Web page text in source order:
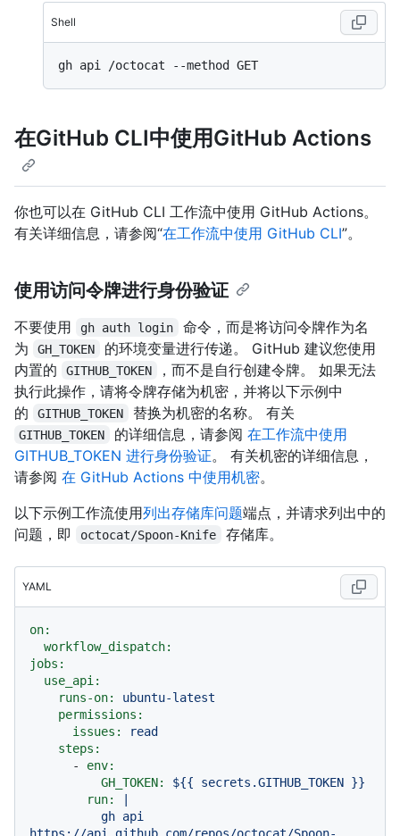
Shell
在GitHub CLI中使用GitHub Actions
你也可以在 GitHub CLI 工作流中使用 GitHub Actions。
有关详细信息，请参阅“在工作流中使用 GitHub CLI”。
使用访问令牌进行身份验证
不要使用 gh auth login
命令，而是将访问令牌作为名
为
GH_TOKEN
的环境变量进行传递。 GitHub 建议您使用
内置的
GITHUB_TOKEN
，而不是自行创建令牌。 如果无法
执行此操作，请将令牌存储为机密，并将以下示例中
的
GITHUB_TOKEN 替换为机密的名称。 有关
GITHUB_TOKEN 的详细信息，请参阅 在工作流中使用
GITHUB_TOKEN 进行身份验证。 有关机密的详细信息，
请参阅 在 GitHub Actions 中使用机密。
以下示例工作流使用列出存储库问题端点，并请求列出中的
问题，即
octocat/Spoon-Knife 存储库。
YAML
on:
workflow_dispatch:
jobs:
use_api:
runs-on:
ubuntu-latest
permissions:
issues:
read
steps:
-
env:
GH_TOKEN:
${{ secrets.GITHUB_TOKEN }}
run:
|
https://api.github.com/repos/octocat/Spoon-